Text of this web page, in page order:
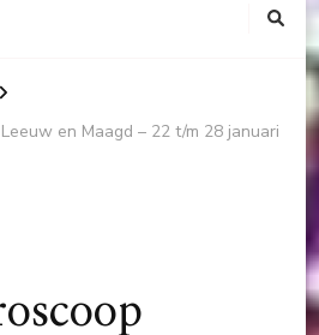
en Maagd – 22 t/m 28 januari